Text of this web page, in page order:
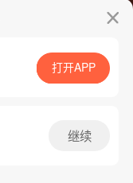
App免费看
打开APP
继续